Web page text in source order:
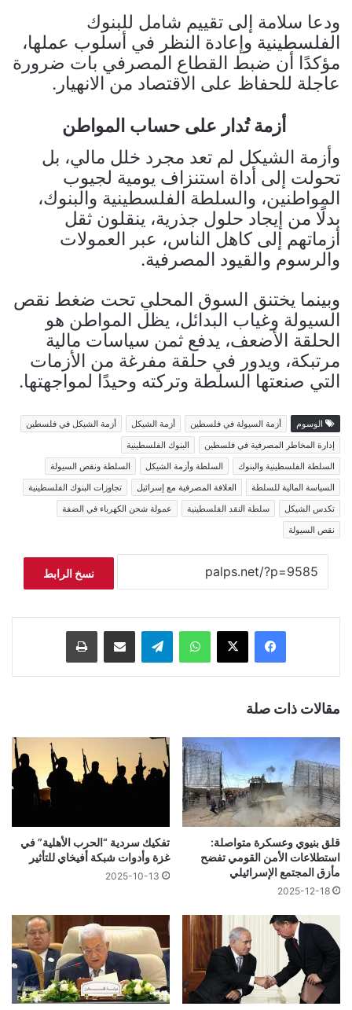
ودعا سلامة إلى تقييم شامل للبنوك
الفلسطينية وإعادة النظر في أسلوب عملها،
مؤكدًا أن ضبط القطاع المصرفي بات ضرورة
عاجلة للحفاظ على الاقتصاد من الانهيار.
أزمة تُدار على حساب المواطن
وأزمة الشيكل لم تعد مجرد خلل مالي، بل
تحولت إلى أداة استنزاف يومية لجيوب
المواطنين، والسلطة الفلسطينية والبنوك،
بدلًا من إيجاد حلول جذرية، ينقلون ثقل
أزماتهم إلى كاهل الناس، عبر العمولات
والرسوم والقيود المصرفية.
وبينما يختنق السوق المحلي تحت ضغط نقص
السيولة وغياب البدائل، يظل المواطن هو
الحلقة الأضعف، يدفع ثمن سياسات مالية
مرتبكة، ويدور في حلقة مفرغة من الأزمات
التي صنعتها السلطة وتركته وحيدًا لمواجهتها.
الوسوم أزمة السيولة في فلسطين أزمة الشيكل
أزمة الشيكل في فلسطين
إدارة المخاطر المصرفية في فلسطين
البنوك الفلسطينية
السلطة الفلسطينية والبنوك
السلطة وأزمة الشيكل
السلطة ونقص السيولة
السياسة المالية للسلطة
العلافة المصرفية مع إسرائيل
تجاوزات البنوك الفلسطينية
تكدس الشيكل
سلطة النقد الفلسطينية
عمولة شحن الكهرباء في الضفة
نقص السيولة
نسخ الرابط
فيسبوك ‫X واتساب تيلقرام مشاركة عبر البريد طباعة
مقالات ذات صلة
قلق بنيوي وعسكرة متواصلة:
استطلاعات الأمن القومي تفضح
مأزق المجتمع الإسرائيلي
2025-12-18
تفكيك سردية “الحرب الأهلية” في
غزة وأدوات شبكة أفيخاي للتأثير
2025-10-13